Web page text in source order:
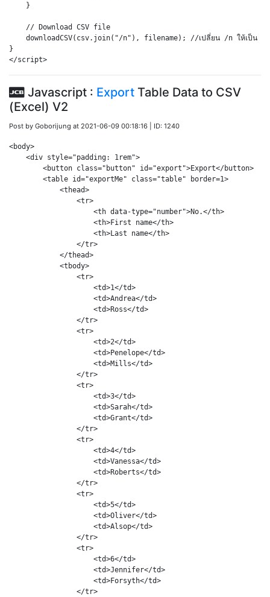
    }
    // Download CSV file
downloadCSV(csv.join("/n"), filename); //เปลี่ยน /n ให้เป็น
}
Javascript : Export Table Data to CSV
(Excel) V2
Post by Goborijung at 2021-06-09 00:18:16 | ID: 1240
<body>
    <div style="padding: 1rem">
        <button class="button" id="export">Export</button>
        <table id="exportMe" class="table" border=1>
            <thead>
                <tr>
                    <th data-type="number">No.</th>
                    <th>First name</th>
                    <th>Last name</th>
                </tr>
            </thead>
            <tbody>
                <tr>
                    <td>1</td>
                    <td>Andrea</td>
                    <td>Ross</td>
                </tr>
                <tr>
                    <td>2</td>
                    <td>Penelope</td>
                    <td>Mills</td>
                </tr>
                <tr>
                    <td>3</td>
                    <td>Sarah</td>
                    <td>Grant</td>
                </tr>
                <tr>
                    <td>4</td>
                    <td>Vanessa</td>
                    <td>Roberts</td>
                </tr>
                <tr>
                    <td>5</td>
                    <td>Oliver</td>
                    <td>Alsop</td>
                </tr>
                <tr>
                    <td>6</td>
                    <td>Jennifer</td>
                    <td>Forsyth</td>
                </tr>